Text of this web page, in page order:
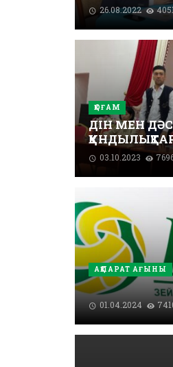
26.08.2022
ҚОҒАМ
ДІН МЕН
03.10.2023
АҚПАРАТ АҒЫНЫ
01.04.2024